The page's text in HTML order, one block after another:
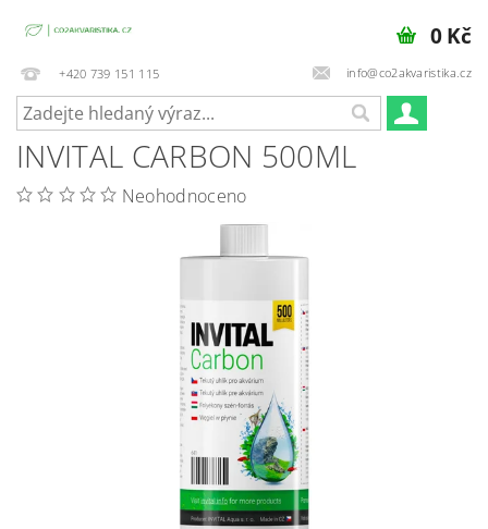
+420 739 151 115 info@co2akvaristika.cz
0 Kč
INVITAL CARBON 500ML
Neohodnoceno